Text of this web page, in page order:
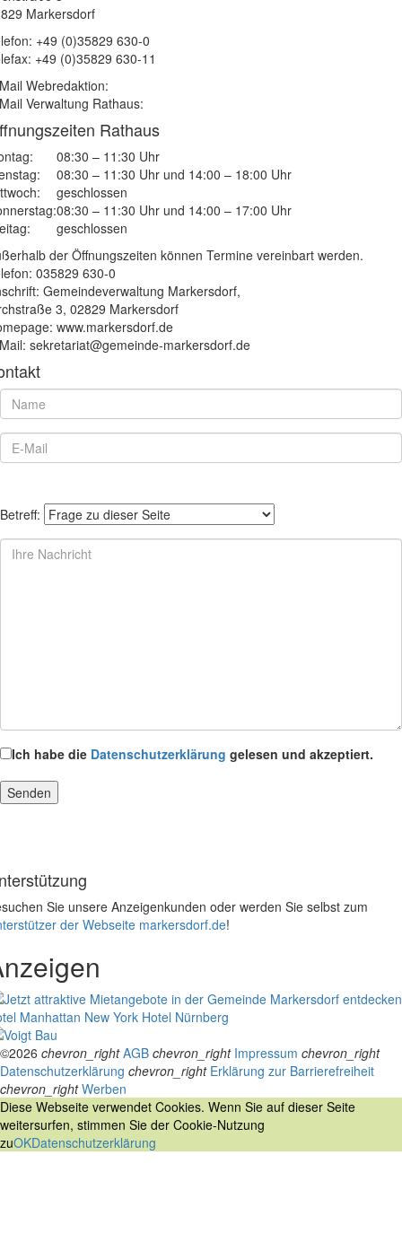
Markersdorf
+49 (0)35829 630-0
+49 (0)35829 630-11
Webredaktion:
Verwaltung Rathaus:
Rathaus
08:30 – 11:30 Uhr
08:30 – 11:30 Uhr und 14:00 – 18:00 Uhr
geschlossen
08:30 – 11:30 Uhr und 14:00 – 17:00 Uhr
geschlossen
der Öffnungszeiten können Termine vereinbart werden.
035829 630-0
Gemeindeverwaltung Markersdorf,
3, 02829 Markersdorf
www.markersdorf.de
sekretariat@gemeinde-markersdorf.de
Betreff:
Ich habe die Datenschutzerklärung gelesen und akzeptiert.
Sie unsere Anzeigenkunden oder werden Sie selbst zum
der Webseite markersdorf.de!
Manhattan New York Hotel Nürnberg
©2026 chevron_right AGB chevron_right Impressum chevron_right
Datenschutzerklärung chevron_right Erklärung zur Barrierefreiheit
chevron_right Werben
Diese Webseite verwendet Cookies. Wenn Sie auf dieser Seite
weitersurfen, stimmen Sie der Cookie-Nutzung
zuOKDatenschutzerklärung